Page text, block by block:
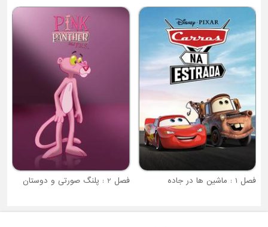
فصل 2 : پلنگ صورتی و دوستان
فصل 1 : مستر بین